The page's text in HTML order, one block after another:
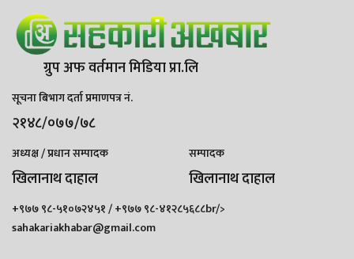
ग्रुप अफ वर्तमान मिडिया प्रा.लि
सूचना बिभाग दर्ता प्रमाणपत्र नं.
२१४८/०७७/७८
अध्यक्ष / प्रधान सम्पादक
खिलानाथ दाहाल
सम्पादक
खिलानाथ दाहाल
+९७७ ९८-५१०७२४५१ / +९७७ ९८-४१२८५६८८br/>
sahakariakhabar@gmail.com